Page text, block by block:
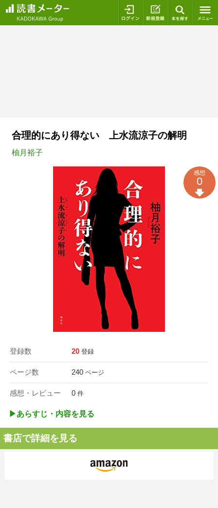
ログイン 新規登録
合理的にあり得ない 上水流涼子の解明
柚月裕子
登録数 20 登録
ページ数 240 ページ
感想・レビュー 0 件
感想
0
▶︎あらすじ・内容を見る
書店で詳細を見る